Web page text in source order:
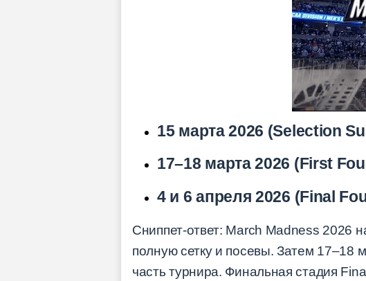
15 марта 2026 (Selection
17–18 марта 2026 (First
4 и 6 апреля 2026 (Final
Сниппет-ответ: March Madness 2026
полную сетку и посевы. Затем 17–18
часть турнира. Финальная стадия